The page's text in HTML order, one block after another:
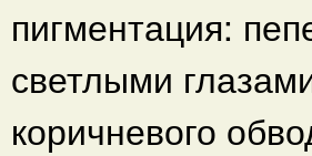
пигментация:
светлыми
коричневого